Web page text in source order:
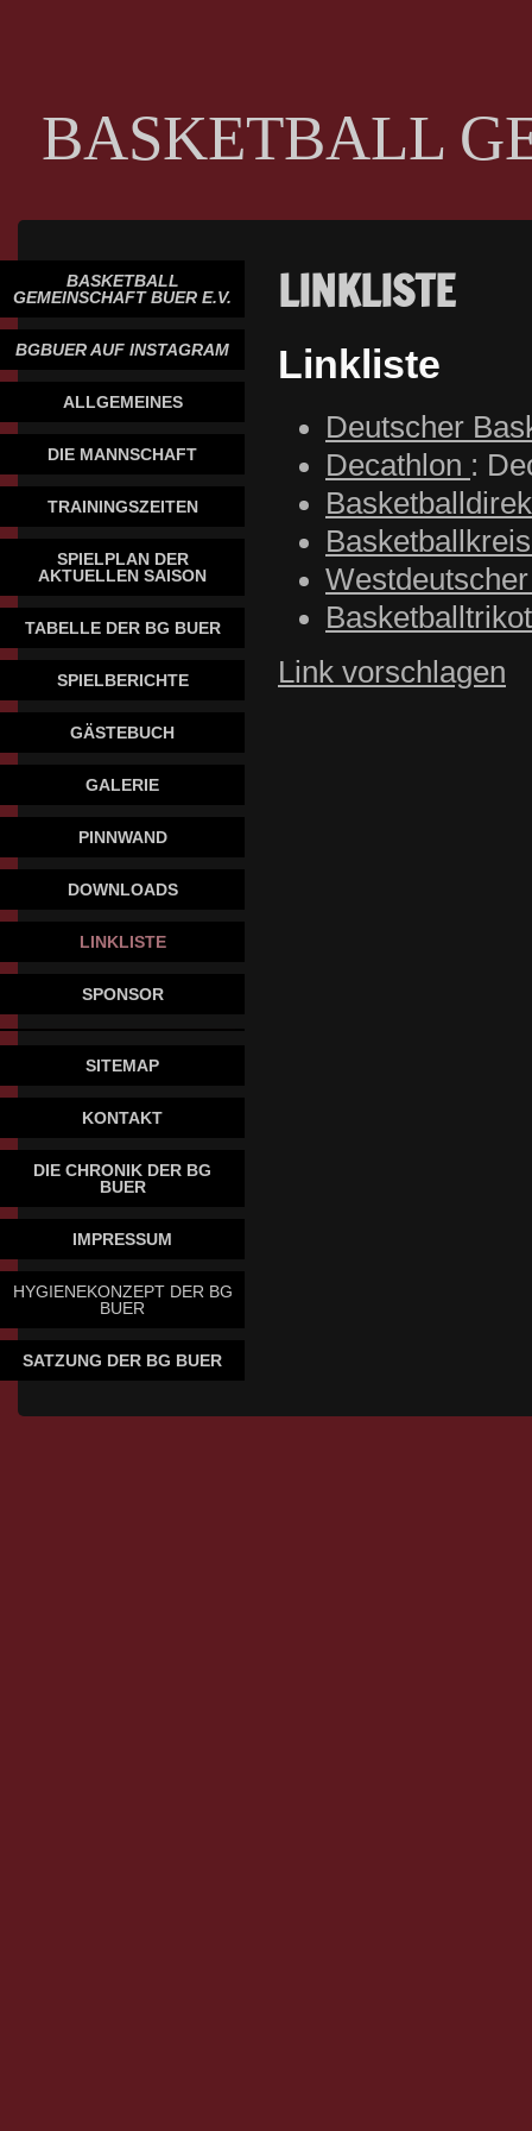
BASKETBALL
BASKETBALL
GEMEINSCHAFT BUER E.V.
BGBUER AUF INSTAGRAM
ALLGEMEINES
DIE MANNSCHAFT
TRAININGSZEITEN
SPIELPLAN DER
AKTUELLEN SAISON
TABELLE DER BG BUER
SPIELBERICHTE
GÄSTEBUCH
GALERIE
PINNWAND
DOWNLOADS
LINKLISTE
SPONSOR
SITEMAP
KONTAKT
DIE CHRONIK DER BG
BUER
IMPRESSUM
HYGIENEKONZEPT DER BG
BUER
SATZUNG DER BG BUER
LINKLISTE
Linkliste
Deutscher
Decathlon :
Link vorschlagen